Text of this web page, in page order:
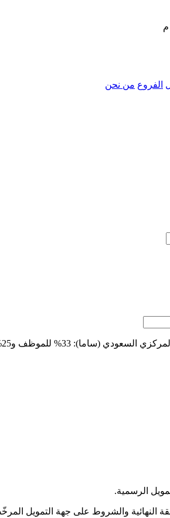
الفروع من نحن
للموظف و25% للمتقاعد كحد أقصى.
الرسمية.
النهائية والشروط على جهة التمويل